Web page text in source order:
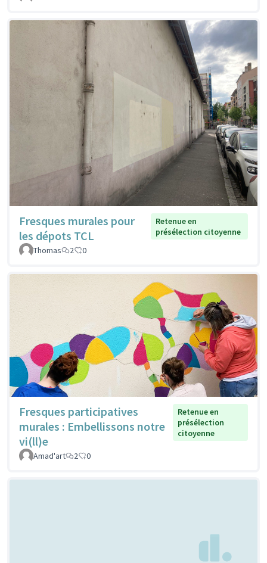
Fresques murales pour
les dépots TCL
Retenue en
présélection citoyenne
Thomas
2 0
Fresques participatives
murales : Embellissons notre
vi(ll)e
Retenue en
présélection
citoyenne
Amad'art 2 0